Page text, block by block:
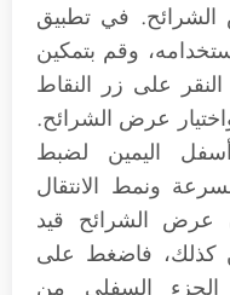
في تطبيق
وقم بتمكين
على زر النقاط
واختيار عرض الشرائح.
اليمين لضبط
ونمط الانتقال
الشرائح قيد
كذلك، فاضغط على
السفلي من